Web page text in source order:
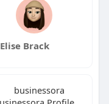
Elise Brack